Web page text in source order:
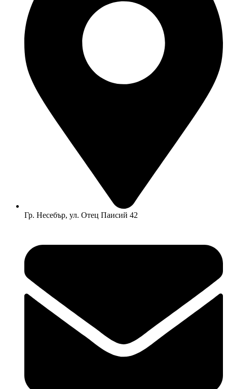
Гр. Несебър, ул. Отец Паисий 42